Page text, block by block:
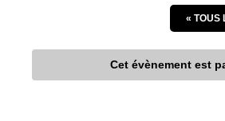
« TOUS
Cet évènement est